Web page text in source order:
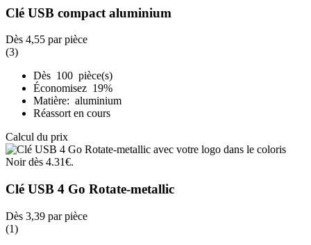
Clé USB compact aluminium
Dès 4,55 par pièce
(3)
Dès 100 pièce(s)
Économisez 19%
Matière: aluminium
Réassort en cours
Calcul du prix
Clé USB 4 Go Rotate-metallic
Dès 3,39 par pièce
(1)